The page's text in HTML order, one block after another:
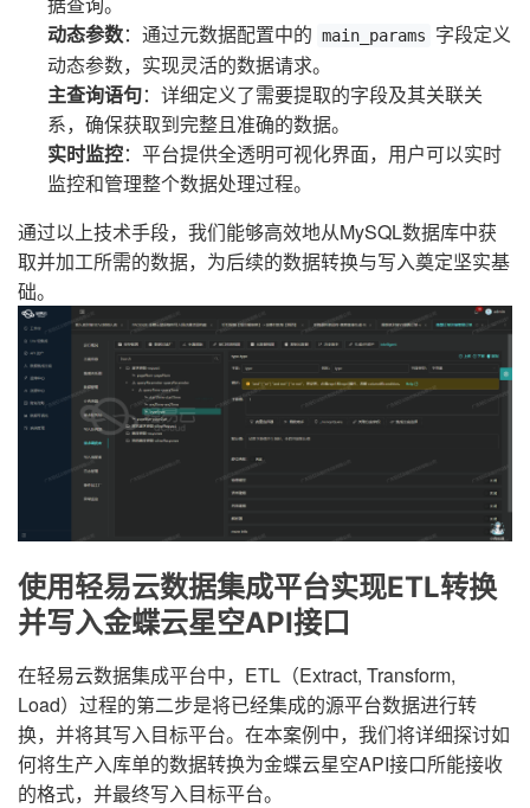
动态参数：通过元数据配置中的 main_params
字段定义
动态参数，实现灵活的数据请求。
主查询语句：详细定义了需要提取的字段及其关联关
系，确保获取到完整且准确的数据。
实时监控：平台提供全透明可视化界面，用户可以实时
监控和管理整个数据处理过程。
通过以上技术手段，我们能够高效地从MySQL数据库中获
取并加工所需的数据，为后续的数据转换与写入奠定坚实基
础。
使用轻易云数据集成平台实现ETL转换
并写入金蝶云星空API接口
在轻易云数据集成平台中，ETL（Extract, Transform,
Load）过程的第二步是将已经集成的源平台数据进行转
换，并将其写入目标平台。在本案例中，我们将详细探讨如
何将生产入库单的数据转换为金蝶云星空API接口所能接收
的格式，并最终写入目标平台。